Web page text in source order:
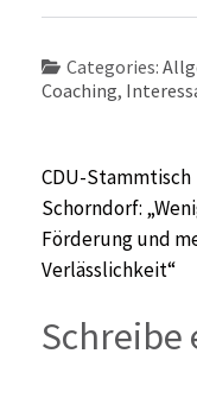
Categories:
Coaching,
CDU-Stammtisch
Schorndorf:
Förderung und
Verlässlichkeit“
Schreibe